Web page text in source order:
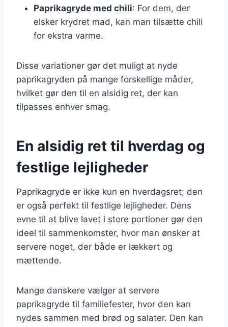
Paprikagryde med chili: For dem, der
elsker krydret mad, kan man tilsætte chili
for ekstra varme.
Disse variationer gør det muligt at nyde
paprikagryden på mange forskellige måder,
hvilket gør den til en alsidig ret, der kan
tilpasses enhver smag.
En alsidig ret til hverdag og
festlige lejligheder
Paprikagryde er ikke kun en hverdagsret; den
er også perfekt til festlige lejligheder. Dens
evne til at blive lavet i store portioner gør den
ideel til sammenkomster, hvor man ønsker at
servere noget, der både er lækkert og
mættende.
Mange danskere vælger at servere
paprikagryde til familiefester, hvor den kan
nydes sammen med brød og salater. Den kan